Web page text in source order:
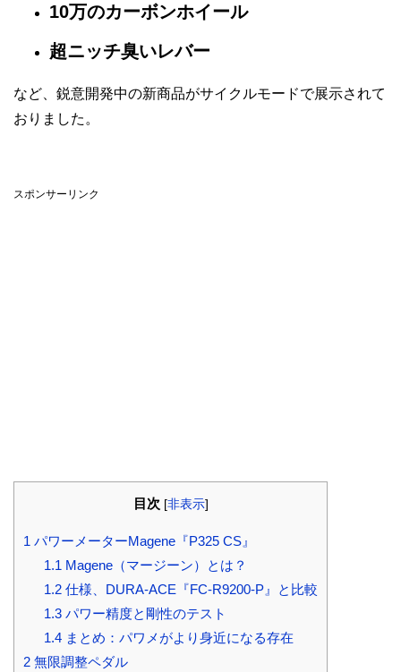
10万のカーボンホイール
超ニッチ臭いレバー
など、鋭意開発中の新商品がサイクルモードで展示されて
おりました。
スポンサーリンク
目次 [非表示]
1 パワーメーターMagene『P325 CS』
1.1 Magene（マージーン）とは？
1.2仕様、DURA-ACE『FC-R9200-P』と比較
1.3パワー精度と剛性のテスト
1.4まとめ：パワメがより身近になる存在
2 無限調整ペダル